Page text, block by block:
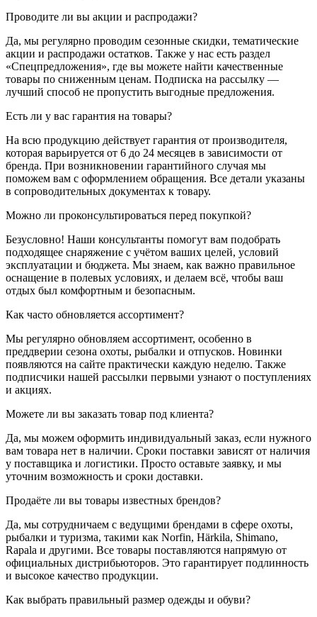
Проводите ли вы акции и распродажи?
Да, мы регулярно проводим сезонные скидки, тематические
акции и распродажи остатков. Также у нас есть раздел
«Спецпредложения», где вы можете найти качественные
товары по сниженным ценам. Подписка на рассылку —
лучший способ не пропустить выгодные предложения.
Есть ли у вас гарантия на товары?
На всю продукцию действует гарантия от производителя,
которая варьируется от 6 до 24 месяцев в зависимости от
бренда. При возникновении гарантийного случая мы
поможем вам с оформлением обращения. Все детали указаны
в сопроводительных документах к товару.
Можно ли проконсультироваться перед покупкой?
Безусловно! Наши консультанты помогут вам подобрать
подходящее снаряжение с учётом ваших целей, условий
эксплуатации и бюджета. Мы знаем, как важно правильное
оснащение в полевых условиях, и делаем всё, чтобы ваш
отдых был комфортным и безопасным.
Как часто обновляется ассортимент?
Мы регулярно обновляем ассортимент, особенно в
преддверии сезона охоты, рыбалки и отпусков. Новинки
появляются на сайте практически каждую неделю. Также
подписчики нашей рассылки первыми узнают о поступлениях
и акциях.
Можете ли вы заказать товар под клиента?
Да, мы можем оформить индивидуальный заказ, если нужного
вам товара нет в наличии. Сроки поставки зависят от наличия
у поставщика и логистики. Просто оставьте заявку, и мы
уточним возможность и сроки доставки.
Продаёте ли вы товары известных брендов?
Да, мы сотрудничаем с ведущими брендами в сфере охоты,
рыбалки и туризма, такими как Norfin, Härkila, Shimano,
Rapala и другими. Все товары поставляются напрямую от
официальных дистрибьюторов. Это гарантирует подлинность
и высокое качество продукции.
Как выбрать правильный размер одежды и обуви?